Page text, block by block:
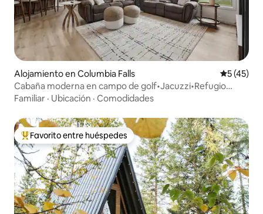
Alojamiento en Columbia Falls
5 (45)
Cabaña moderna en campo de golf•Jacuzzi•Refugio
familiar
Familiar · Ubicación · Comodidades
Favorito entre huéspedes preferido
Favorito entre huéspedes